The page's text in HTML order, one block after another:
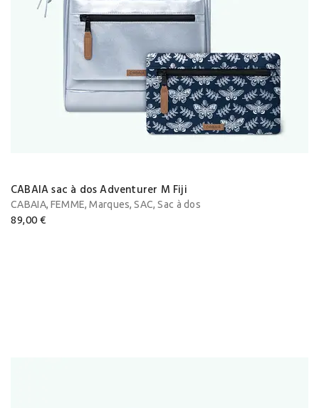
CABAIA sac à dos Adventurer M Fiji
CABAIA, FEMME,Marques,SAC,Sac à dos
89,00 €